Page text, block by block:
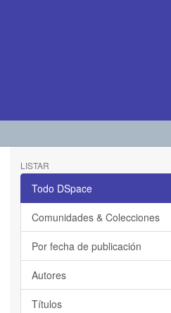
LISTAR
Todo DSpace
Comunidades & Colecciones
Por fecha de publicación
Autores
Títulos